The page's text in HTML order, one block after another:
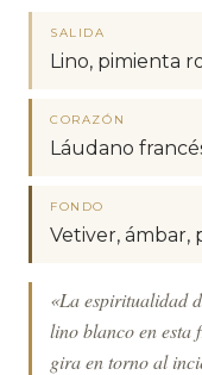
SALIDA
Lino, pimienta
CORAZÓN
Láudano
FONDO
Vetiver, ámbar,
«La espiritualidad
lino blanco en esta
gira en torno al